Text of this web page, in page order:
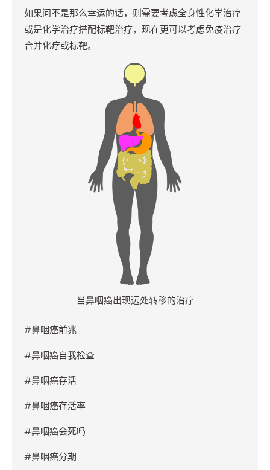
如果问不是那么幸运的话，则需要考虑全身性化学治疗
或是化学治疗搭配标靶治疗，现在更可以考虑免疫治疗
合并化疗或标靶。
当鼻咽癌出现远处转移的治疗
#鼻咽癌前兆
#鼻咽癌自我检查
#鼻咽癌存活
#鼻咽癌存活率
#鼻咽癌会死吗
#鼻咽癌分期